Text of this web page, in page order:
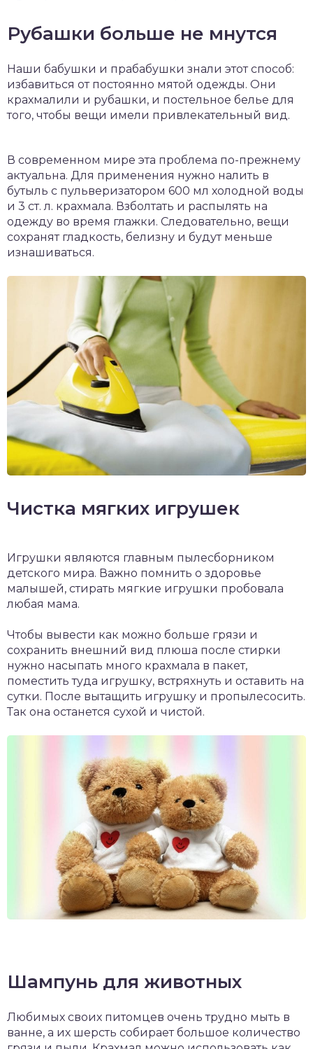
Рубашки больше не мнутся
Наши бабушки и прабабушки знали этот способ:
избавиться от постоянно мятой одежды. Они
крахмалили и рубашки, и постельное белье для
того, чтобы вещи имели привлекательный вид.
В современном мире эта проблема по-прежнему
актуальна. Для применения нужно налить в
бутыль с пульверизатором 600 мл холодной воды
и 3 ст. л. крахмала. Взболтать и распылять на
одежду во время глажки. Следовательно, вещи
сохранят гладкость, белизну и будут меньше
изнашиваться.
Чистка мягких игрушек
Игрушки являются главным пылесборником
детского мира. Важно помнить о здоровье
малышей, стирать мягкие игрушки пробовала
любая мама.
Чтобы вывести как можно больше грязи и
сохранить внешний вид плюша после стирки
нужно насыпать много крахмала в пакет,
поместить туда игрушку, встряхнуть и оставить на
сутки. После вытащить игрушку и пропылесосить.
Так она останется сухой и чистой.
Шампунь для животных
Любимых своих питомцев очень трудно мыть в
ванне, а их шерсть собирает большое количество